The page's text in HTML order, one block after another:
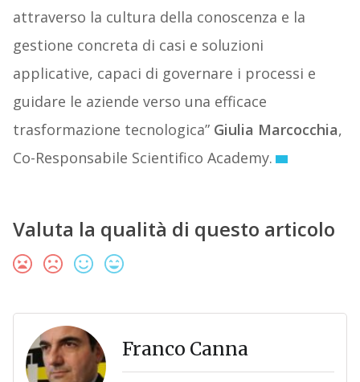
attraverso la cultura della conoscenza e la
gestione concreta di casi e soluzioni
applicative, capaci di governare i processi e
guidare le aziende verso una efficace
trasformazione tecnologica” Giulia Marcocchia,
Co-Responsabile Scientifico Academy.
Valuta la qualità di questo articolo
Franco Canna